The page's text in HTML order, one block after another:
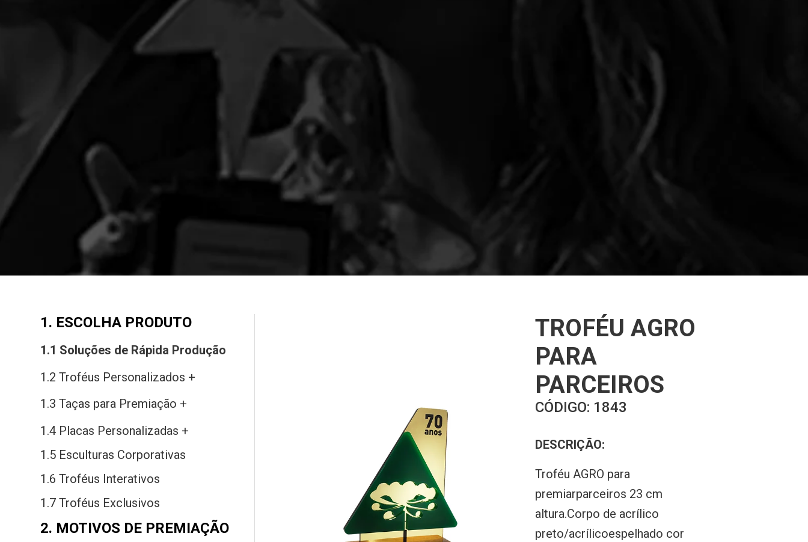
1. ESCOLHA PRODUTO
1.1 Soluções de Rápida Produção
1.2 Troféus Personalizados +
1.3 Taças para Premiação +
1.4 Placas Personalizadas +
1.5 Esculturas Corporativas
1.6 Troféus Interativos
1.7 Troféus Exclusivos
2. MOTIVOS DE PREMIAÇÃO
TROFÉU AGRO
PARA
PARCEIROS
CÓDIGO: 1843
DESCRIÇÃO:
Troféu AGRO para
premiarparceiros 23 cm
altura.Corpo de acrílico
preto/acrílicoespelhado cor